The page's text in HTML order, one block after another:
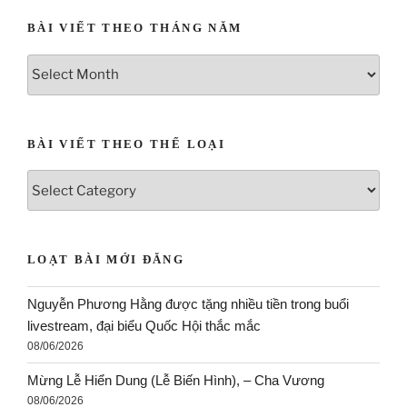
BÀI VIẾT THEO THÁNG NĂM
BÀI VIẾT THEO THỂ LOẠI
LOẠT BÀI MỚI ĐĂNG
Nguyễn Phương Hằng được tặng nhiều tiền trong buổi
livestream, đại biểu Quốc Hội thắc mắc
08/06/2026
Mừng Lễ Hiển Dung (Lễ Biến Hình), – Cha Vương
08/06/2026